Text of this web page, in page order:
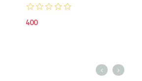
400